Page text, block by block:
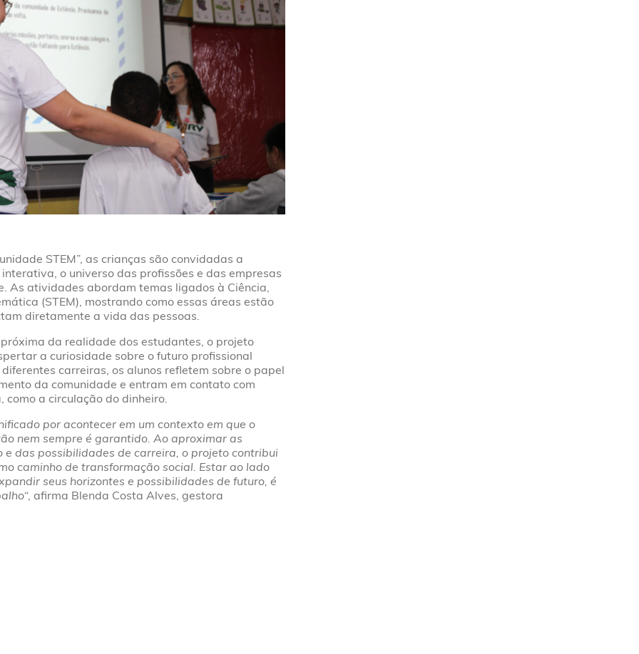
STEM”, as crianças são convidadas a
o universo das profissões e das empresas
As atividades abordam temas ligados à Ciência,
(STEM), mostrando como essas áreas estão
diretamente a vida das pessoas.
da realidade dos estudantes, o projeto
a curiosidade sobre o futuro profissional
carreiras, os alunos refletem sobre o papel
da comunidade e entram em contato com
como a circulação do dinheiro.
por acontecer em um contexto em que o
nem sempre é garantido. Ao aproximar as
das possibilidades de carreira, o projeto contribui
caminho de transformação social. Estar ao lado
seus horizontes e possibilidades de futuro, é
“, afirma Blenda Costa Alves, gestora